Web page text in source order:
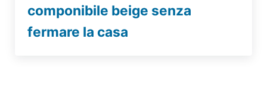
componibile beige senza
fermare la casa